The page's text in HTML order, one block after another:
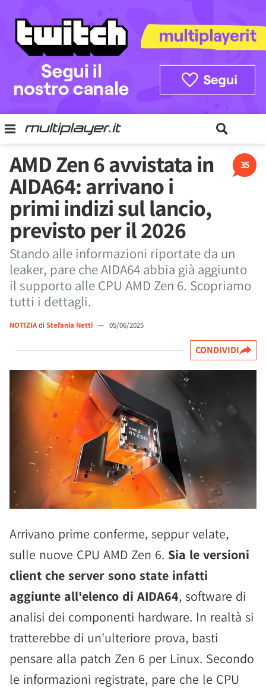
35
AMD Zen 6 avvistata in
AIDA64: arrivano i
primi indizi sul lancio,
previsto per il 2026
Stando alle informazioni riportate da un
leaker, pare che AIDA64 abbia già aggiunto
il supporto alle CPU AMD Zen 6. Scopriamo
tutti i dettagli.
NOTIZIAdi Stefania Netti — 05/06/2025
CONDIVIDI
Arrivano prime conferme, seppur velate,
sulle nuove CPU AMD Zen 6. Sia le versioni
client che server sono state infatti
aggiunte all'elenco di AIDA64, software di
analisi dei componenti hardware. In realtà si
tratterebbe di un'ulteriore prova, basti
pensare alla patch Zen 6 per Linux. Secondo
le informazioni registrate, pare che le CPU